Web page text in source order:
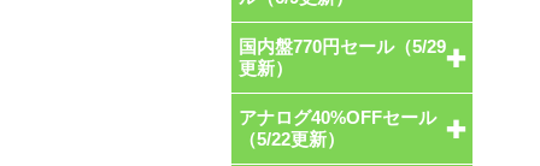
国内盤770円セール（5/29
更新）
アナログ40%OFFセール
（5/22更新）